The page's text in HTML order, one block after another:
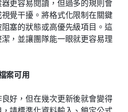
覺干擾。將格式化限制在關鍵
塞的狀態或高優先級項目。這
，並讓團隊能一眼就更容易理
案可用
好，但在幾次更新後就會變得